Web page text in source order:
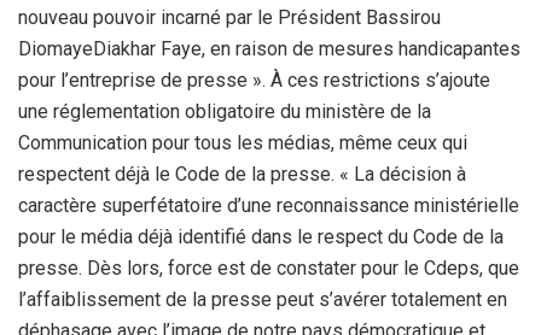
nouveau pouvoir incarné par le Président Bassirou
DiomayeDiakhar Faye, en raison de mesures handicapantes
pour l’entreprise de presse ». À ces restrictions s’ajoute
une réglementation obligatoire du ministère de la
Communication pour tous les médias, même ceux qui
respectent déjà le Code de la presse. « La décision à
caractère superfétatoire d’une reconnaissance ministérielle
pour le média déjà identifié dans le respect du Code de la
presse. Dès lors, force est de constater pour le Cdeps, que
l’affaiblissement de la presse peut s’avérer totalement en